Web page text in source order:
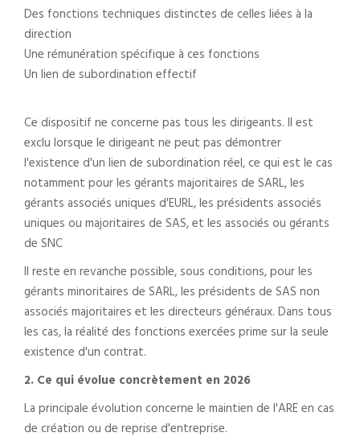
Des fonctions techniques distinctes de celles liées à la
direction
Une rémunération spécifique à ces fonctions
Un lien de subordination effectif
Ce dispositif ne concerne pas tous les dirigeants. Il est
exclu lorsque le dirigeant ne peut pas démontrer
l'existence d'un lien de subordination réel, ce qui est le cas
notamment pour les gérants majoritaires de SARL, les
gérants associés uniques d'EURL, les présidents associés
uniques ou majoritaires de SAS, et les associés ou gérants
de SNC
Il reste en revanche possible, sous conditions, pour les
gérants minoritaires de SARL, les présidents de SAS non
associés majoritaires et les directeurs généraux. Dans tous
les cas, la réalité des fonctions exercées prime sur la seule
existence d'un contrat.
2. Ce qui évolue concrètement en 2026
La principale évolution concerne le maintien de l'ARE en cas
de création ou de reprise d'entreprise.